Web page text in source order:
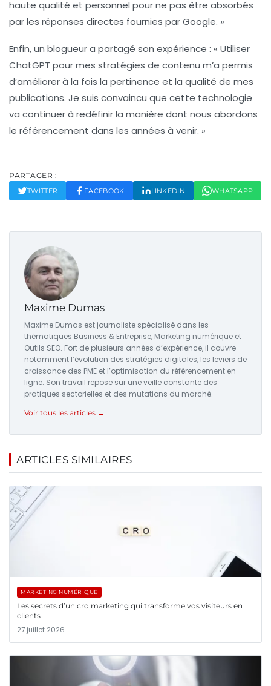
haute qualité et personnel pour ne pas être absorbés
par les réponses directes fournies par Google. »
Enfin, un blogueur a partagé son expérience : « Utiliser
ChatGPT pour mes stratégies de contenu m’a permis
d’améliorer à la fois la pertinence et la qualité de mes
publications. Je suis convaincu que cette technologie
va continuer à redéfinir la manière dont nous abordons
le référencement dans les années à venir. »
PARTAGER :
TWITTER FACEBOOK LINKEDIN WHATSAPP
Maxime Dumas
Maxime Dumas est journaliste spécialisé dans les
thématiques Business & Entreprise, Marketing numérique et
Outils SEO. Fort de plusieurs années d’expérience, il couvre
notamment l’évolution des stratégies digitales, les leviers de
croissance des PME et l’optimisation du référencement en
ligne. Son travail repose sur une veille constante des
pratiques sectorielles et des mutations du marché.
Voir tous les articles →
ARTICLES SIMILAIRES
MARKETING NUMÉRIQUE
Les secrets d’un cro marketing qui transforme vos visiteurs en
clients
27 juillet 2026